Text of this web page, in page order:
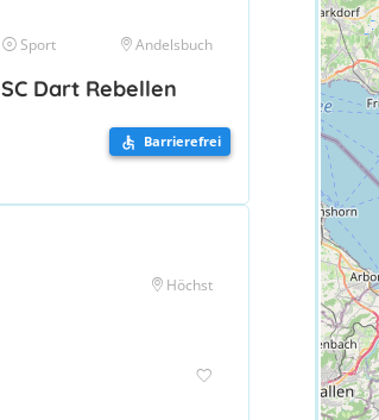
Sport Andelsbuch
SC Dart Rebellen
Barrierefrei
Höchst